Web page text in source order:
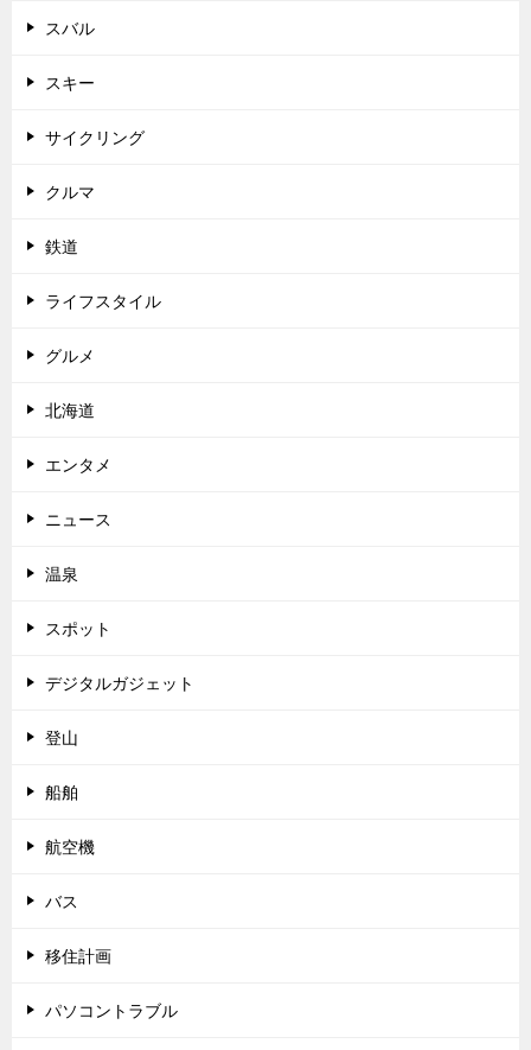
スバル
スキー
サイクリング
クルマ
鉄道
ライフスタイル
グルメ
北海道
エンタメ
ニュース
温泉
スポット
デジタルガジェット
登山
船舶
航空機
バス
移住計画
パソコントラブル